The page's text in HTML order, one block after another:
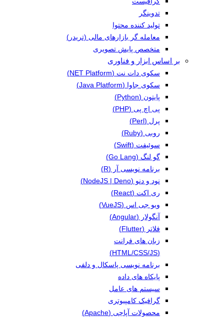
تدوینگر
تولید کننده محتوا
معامله گر بازارهای مالی (تریدر)
متخصص پایش تصویری
بر اساس ابزار و فناوری
سکوی دات نت (NET Platform)
سکوی جاوا (Java Platform)
پایتون (Python)
پی اچ پی (PHP)
پرل (Perl)
روبی (Ruby)
سوئیفت (Swift)
گو لنگ (Go Lang)
برنامه نویسی آر (R)
نود و دنو (NodeJS | Deno)
ری اکت (React)
ویو جی اس (VueJS)
آنگولار (Angular)
فلاتر (Flutter)
زبان های فرانت
(HTML/CSS/JS)
برنامه نویسی پاسکال و دلفی
پایکاه های داده
سیستم های عامل
گرافیک کامپیوتری
محصولات آپاچی (Apache)